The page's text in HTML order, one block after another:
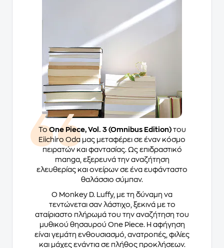
Το One Piece, Vol. 3 (Omnibus Edition)του
Eiichiro Oda μας μεταφέρει σε έναν κόσμο
πειρατών και φαντασίας. Ως επιδραστικό
manga, εξερευνά την αναζήτηση
ελευθερίας και ονείρων σε ένα ευφάνταστο
θαλάσσιο σύμπαν.
Ο Monkey D. Luffy, με τη δύναμη να
τεντώνεται σαν λάστιχο, ξεκινά με το
αταίριαστο πλήρωμά του την αναζήτηση του
μυθικού θησαυρού One Piece. Η αφήγηση
είναι γεμάτη ενθουσιασμό, ανατροπές, φιλίες
και μάχες ενάντια σε πλήθος προκλήσεων.